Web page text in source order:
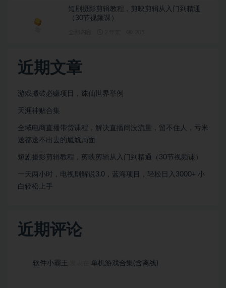
短剧摄影剪辑教程，剪映剪辑从入门到精通
（30节视频课）
近期文章
游戏搬砖必赚项目，诛仙世界举例
天涯神贴合集
全域电商直播带货课程，解决直播间没流量，留不住人，亏米
送都送不出去的尴尬局面
短剧摄影剪辑教程，剪映剪辑从入门到精通（30节视频课）
一天两小时，电视剧解说3.0，蓝海项目，轻松日入3000+ 小
白轻松上手
近期评论
软件小霸王 单机游戏合集(含离线)